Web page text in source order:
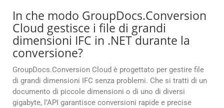
In che modo GroupDocs.Conversion
Cloud gestisce i file di grandi
dimensioni IFC in .NET durante la
conversione?
GroupDocs.Conversion Cloud è progettato per gestire file
di grandi dimensioni IFC senza problemi. Che si tratti di un
documento di piccole dimensioni o di uno di diversi
gigabyte, l’API garantisce conversioni rapide e precise